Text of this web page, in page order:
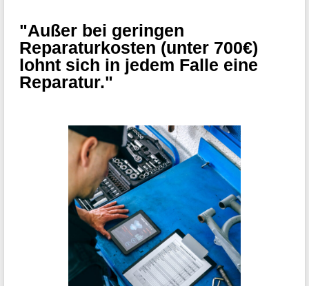
"Außer bei geringen
Reparaturkosten (unter 700€)
lohnt sich in jedem Falle eine
Reparatur."